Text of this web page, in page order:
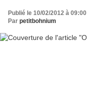
Publié le 10/02/2012 à 09:00
Par petitbohnium